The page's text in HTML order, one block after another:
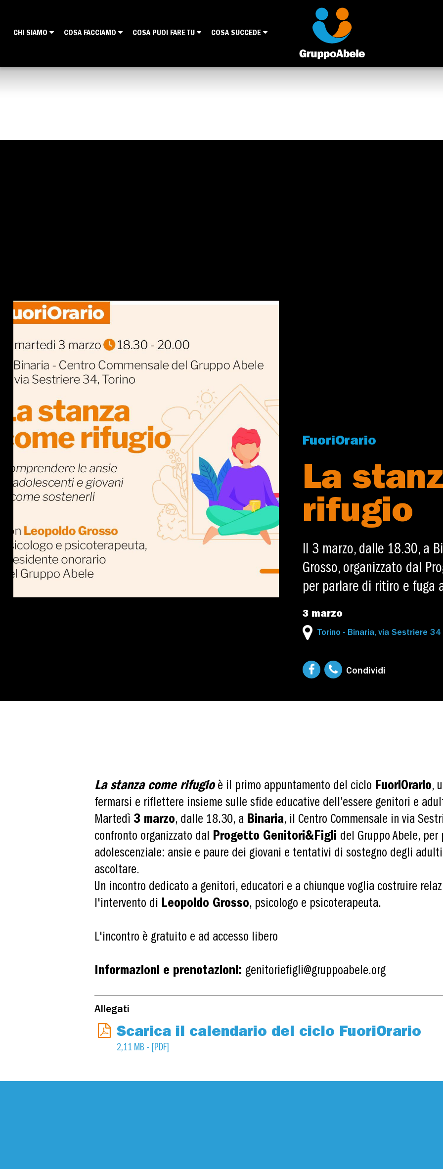
CHI SIAMO COSA FACCIAMO COSA PUOI FARE TU COSA SUCCEDE
FuoriOrario
La
rifugio
Il 3 marzo, dalle 18.30, a
Grosso, organizzato dal
per parlare di ritiro e fuga
3 marzo
Torino - Binaria, via Sestriere 34
Condividi
La stanza come rifugioè il primo appuntamento del ciclo FuoriOrario,
fermarsi e riflettere insieme sulle sfide educative dell’essere genitori e
Martedì 3 marzo, dalle 18.30, a Binaria, il Centro Commensale in via
confronto organizzato dal Progetto Genitori&Figli del Gruppo Abele,
adolescenziale: ansie e paure dei giovani e tentativi di sostegno degli
ascoltare.
Un incontro dedicato a genitori, educatori e a chiunque voglia costruire
l'intervento di Leopoldo Grosso, psicologo e psicoterapeuta.
L'incontro è gratuito e ad accesso libero
Informazioni e prenotazioni: genitoriefigli@gruppoabele.org
Allegati
Scarica il calendario del ciclo FuoriOrario
2,11 MB - [PDF]